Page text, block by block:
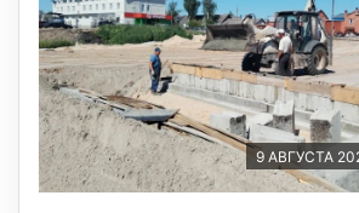
9 АВГУСТА